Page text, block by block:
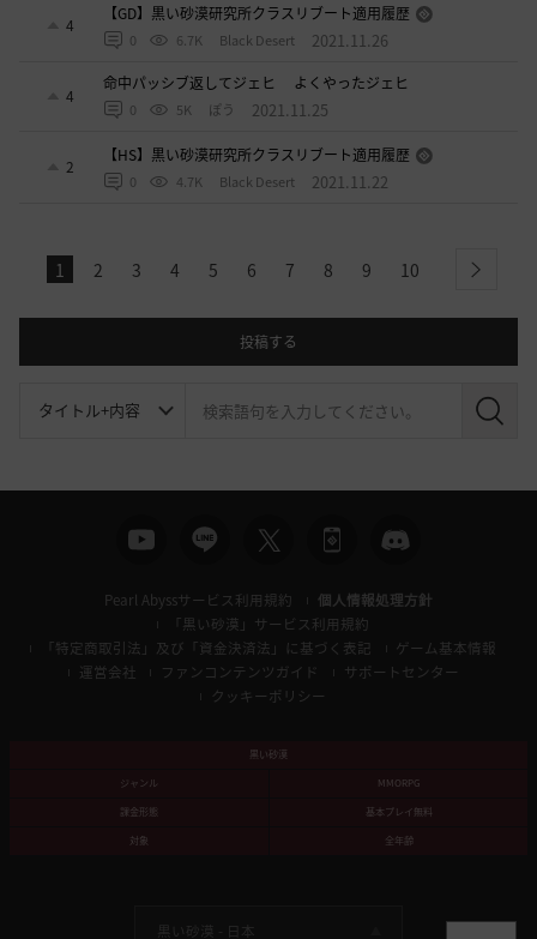
4
【GD】黒い砂漠研究所クラスリブート適用履歴
0 6.7K Black Desert 2021.11.26
4
命中パッシブ返してジェヒ よくやったジェヒ
0 5K ぽう 2021.11.25
2
【HS】黒い砂漠研究所クラスリブート適用履歴
0 4.7K Black Desert 2021.11.22
1 2 3 4 5 6 7 8 9 10 next
投稿する
検
Pearl Abyssサービス利用規約
個人情報処理方針
「黒い砂漠」サービス利用規約
「特定商取引法」及び「資金決済法」に基づく表記
ゲーム基本情報
運営会社
ファンコンテンツガイド
サポートセンター
クッキーポリシー
黒い砂漠
ジャンル
MMORPG
課金形態
基本プレイ無料
対象
全年齢
黒い砂漠 - 日本